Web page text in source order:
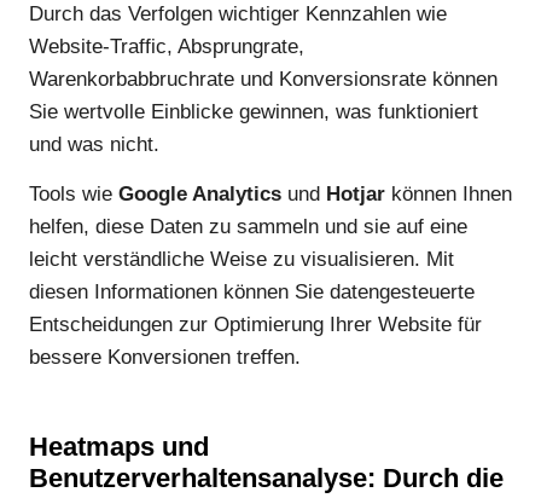
Durch das Verfolgen wichtiger Kennzahlen wie
Website-Traffic, Absprungrate,
Warenkorbabbruchrate und Konversionsrate können
Sie wertvolle Einblicke gewinnen, was funktioniert
und was nicht.
Tools wie Google Analytics und Hotjar können Ihnen
helfen, diese Daten zu sammeln und sie auf eine
leicht verständliche Weise zu visualisieren. Mit
diesen Informationen können Sie datengesteuerte
Entscheidungen zur Optimierung Ihrer Website für
bessere Konversionen treffen.
Heatmaps und
Benutzerverhaltensanalyse: Durch die